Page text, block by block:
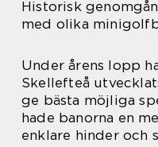
Historisk
med olika
Under årens lopp
Skellefteå
ge bästa möjliga
hade banorna en
enklare hinder och